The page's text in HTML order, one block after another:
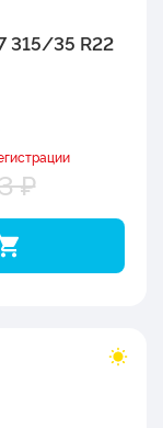
315/35 R22
₽